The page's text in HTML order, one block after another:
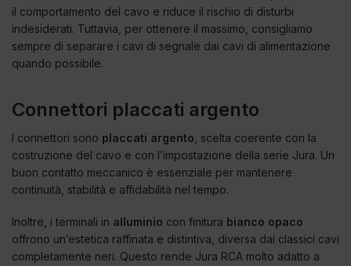
il comportamento del cavo e riduce il rischio di disturbi
indesiderati. Tuttavia, per ottenere il massimo, consigliamo
sempre di separare i cavi di segnale dai cavi di alimentazione
quando possibile.
Connettori placcati argento
I connettori sono placcati argento , scelta coerente con la
costruzione del cavo e con l’impostazione della serie Jura. Un
buon contatto meccanico è essenziale per mantenere
continuità, stabilità e affidabilità nel tempo.
Inoltre, i terminali in alluminio con finitura bianco opaco
offrono un’estetica raffinata e distintiva, diversa dai classici cavi
completamente neri. Questo rende Jura RCA molto adatto a